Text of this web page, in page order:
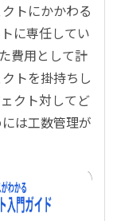
トにかかわる
に専任してい
費用として計
トを掛持ちし
クト対してど
は工数管理が